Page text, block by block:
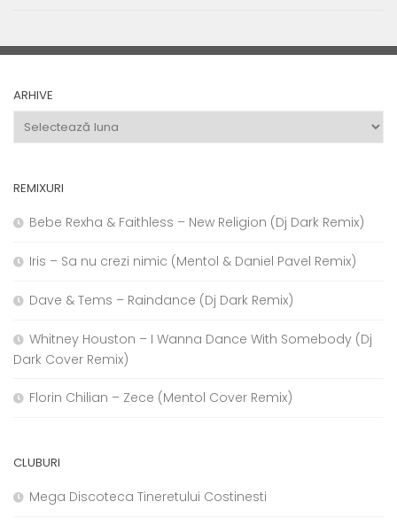
ARHIVE
Arhive
REMIXURI
Bebe Rexha & Faithless – New Religion (Dj Dark Remix)
Iris – Sa nu crezi nimic (Mentol & Daniel Pavel Remix)
Dave & Tems – Raindance (Dj Dark Remix)
Whitney Houston – I Wanna Dance With Somebody (Dj
Dark Cover Remix)
Florin Chilian – Zece (Mentol Cover Remix)
CLUBURI
Mega Discoteca Tineretului Costinesti